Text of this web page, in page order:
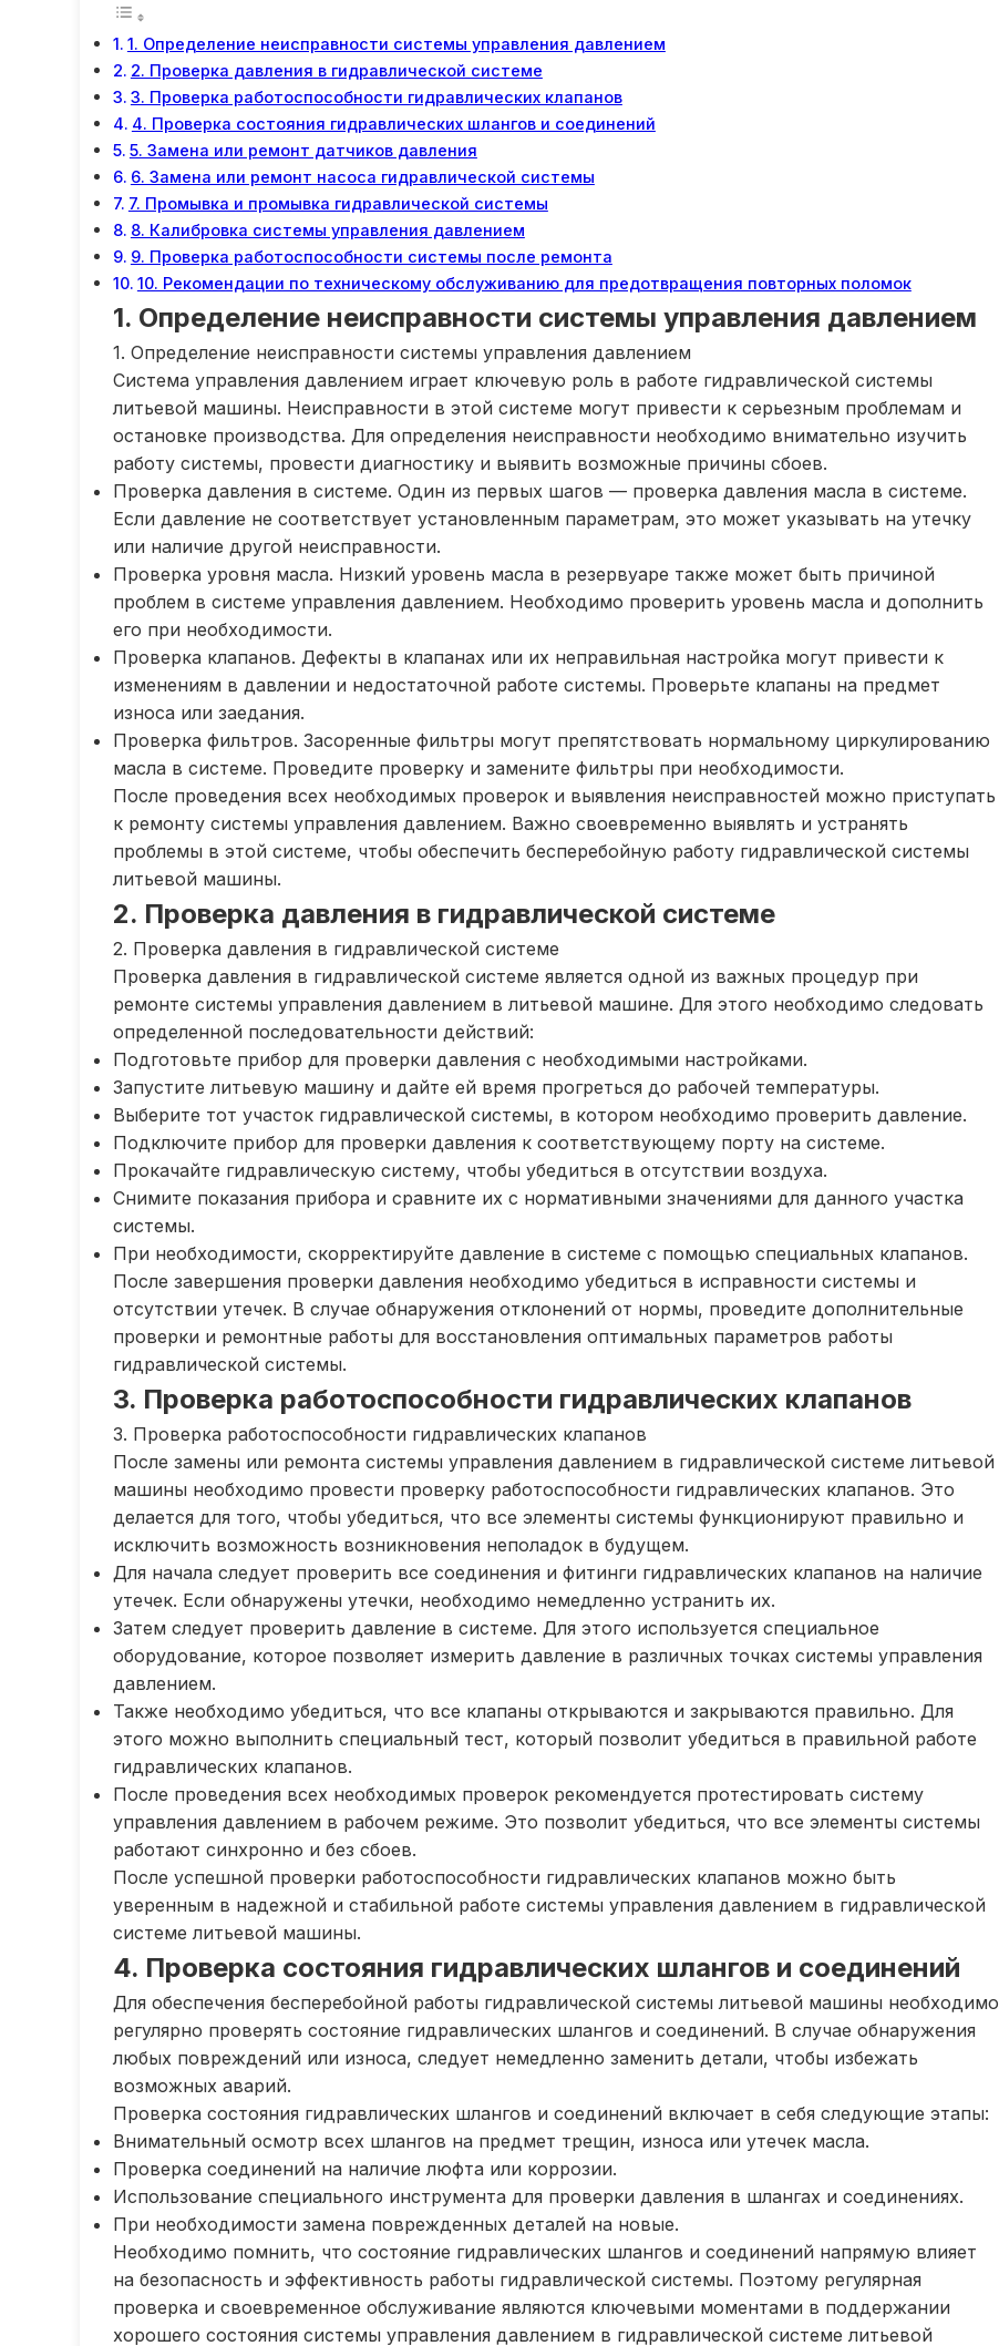
1. Определение неисправности системы управления давлением
2. Проверка давления в гидравлической системе
3. Проверка работоспособности гидравлических клапанов
4. Проверка состояния гидравлических шлангов и соединений
5. Замена или ремонт датчиков давления
6. Замена или ремонт насоса гидравлической системы
7. Промывка и промывка гидравлической системы
8. Калибровка системы управления давлением
9. Проверка работоспособности системы после ремонта
10. Рекомендации по техническому обслуживанию для предотвращения повторных поломок
1. Определение неисправности системы управления давлением
1. Определение неисправности системы управления давлением
Система управления давлением играет ключевую роль в работе гидравлической системы
литьевой машины. Неисправности в этой системе могут привести к серьезным проблемам и
остановке производства. Для определения неисправности необходимо внимательно изучить
работу системы, провести диагностику и выявить возможные причины сбоев.
Проверка давления в системе. Один из первых шагов — проверка давления масла в системе.
Если давление не соответствует установленным параметрам, это может указывать на утечку
или наличие другой неисправности.
Проверка уровня масла. Низкий уровень масла в резервуаре также может быть причиной
проблем в системе управления давлением. Необходимо проверить уровень масла и дополнить
его при необходимости.
Проверка клапанов. Дефекты в клапанах или их неправильная настройка могут привести к
изменениям в давлении и недостаточной работе системы. Проверьте клапаны на предмет
износа или заедания.
Проверка фильтров. Засоренные фильтры могут препятствовать нормальному циркулированию
масла в системе. Проведите проверку и замените фильтры при необходимости.
После проведения всех необходимых проверок и выявления неисправностей можно приступать
к ремонту системы управления давлением. Важно своевременно выявлять и устранять
проблемы в этой системе, чтобы обеспечить бесперебойную работу гидравлической системы
литьевой машины.
2. Проверка давления в гидравлической системе
2. Проверка давления в гидравлической системе
Проверка давления в гидравлической системе является одной из важных процедур при
ремонте системы управления давлением в литьевой машине. Для этого необходимо следовать
определенной последовательности действий:
Подготовьте прибор для проверки давления с необходимыми настройками.
Запустите литьевую машину и дайте ей время прогреться до рабочей температуры.
Выберите тот участок гидравлической системы, в котором необходимо проверить давление.
Подключите прибор для проверки давления к соответствующему порту на системе.
Прокачайте гидравлическую систему, чтобы убедиться в отсутствии воздуха.
Снимите показания прибора и сравните их с нормативными значениями для данного участка
системы.
При необходимости, скорректируйте давление в системе с помощью специальных клапанов.
После завершения проверки давления необходимо убедиться в исправности системы и
отсутствии утечек. В случае обнаружения отклонений от нормы, проведите дополнительные
проверки и ремонтные работы для восстановления оптимальных параметров работы
гидравлической системы.
3. Проверка работоспособности гидравлических клапанов
3. Проверка работоспособности гидравлических клапанов
После замены или ремонта системы управления давлением в гидравлической системе литьевой
машины необходимо провести проверку работоспособности гидравлических клапанов. Это
делается для того, чтобы убедиться, что все элементы системы функционируют правильно и
исключить возможность возникновения неполадок в будущем.
Для начала следует проверить все соединения и фитинги гидравлических клапанов на наличие
утечек. Если обнаружены утечки, необходимо немедленно устранить их.
Затем следует проверить давление в системе. Для этого используется специальное
оборудование, которое позволяет измерить давление в различных точках системы управления
давлением.
Также необходимо убедиться, что все клапаны открываются и закрываются правильно. Для
этого можно выполнить специальный тест, который позволит убедиться в правильной работе
гидравлических клапанов.
После проведения всех необходимых проверок рекомендуется протестировать систему
управления давлением в рабочем режиме. Это позволит убедиться, что все элементы системы
работают синхронно и без сбоев.
После успешной проверки работоспособности гидравлических клапанов можно быть
уверенным в надежной и стабильной работе системы управления давлением в гидравлической
системе литьевой машины.
4. Проверка состояния гидравлических шлангов и соединений
Для обеспечения бесперебойной работы гидравлической системы литьевой машины необходимо
регулярно проверять состояние гидравлических шлангов и соединений. В случае обнаружения
любых повреждений или износа, следует немедленно заменить детали, чтобы избежать
возможных аварий.
Проверка состояния гидравлических шлангов и соединений включает в себя следующие этапы:
Внимательный осмотр всех шлангов на предмет трещин, износа или утечек масла.
Проверка соединений на наличие люфта или коррозии.
Использование специального инструмента для проверки давления в шлангах и соединениях.
При необходимости замена поврежденных деталей на новые.
Необходимо помнить, что состояние гидравлических шлангов и соединений напрямую влияет
на безопасность и эффективность работы гидравлической системы. Поэтому регулярная
проверка и своевременное обслуживание являются ключевыми моментами в поддержании
хорошего состояния системы управления давлением в гидравлической системе литьевой